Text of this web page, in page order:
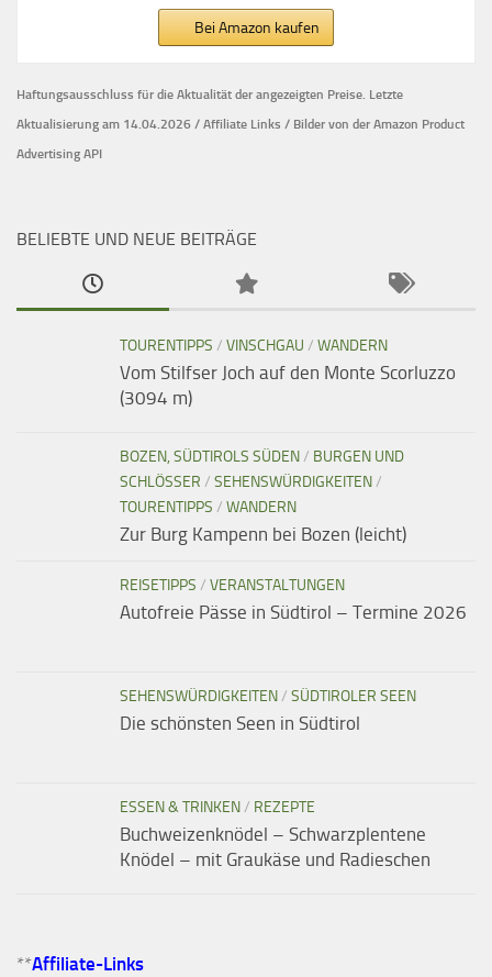
Bei Amazon kaufen
Haftungsausschluss für die Aktualität der angezeigten Preise. Letzte
Aktualisierung am 14.04.2026 / Affiliate Links / Bilder von der Amazon Product
Advertising API
BELIEBTE UND NEUE BEITRÄGE
TOURENTIPPS / VINSCHGAU / WANDERN
Vom Stilfser Joch auf den Monte Scorluzzo
(3094 m)
BOZEN, SÜDTIROLS SÜDEN/ BURGEN UND
SCHLÖSSER / SEHENSWÜRDIGKEITEN/
TOURENTIPPS / WANDERN
Zur Burg Kampenn bei Bozen (leicht)
REISETIPPS / VERANSTALTUNGEN
Autofreie Pässe in Südtirol – Termine 2026
SEHENSWÜRDIGKEITEN/ SÜDTIROLER SEEN
Die schönsten Seen in Südtirol
ESSEN & TRINKEN/ REZEPTE
Buchweizenknödel – Schwarzplentene
Knödel – mit Graukäse und Radieschen
**Affiliate-Links